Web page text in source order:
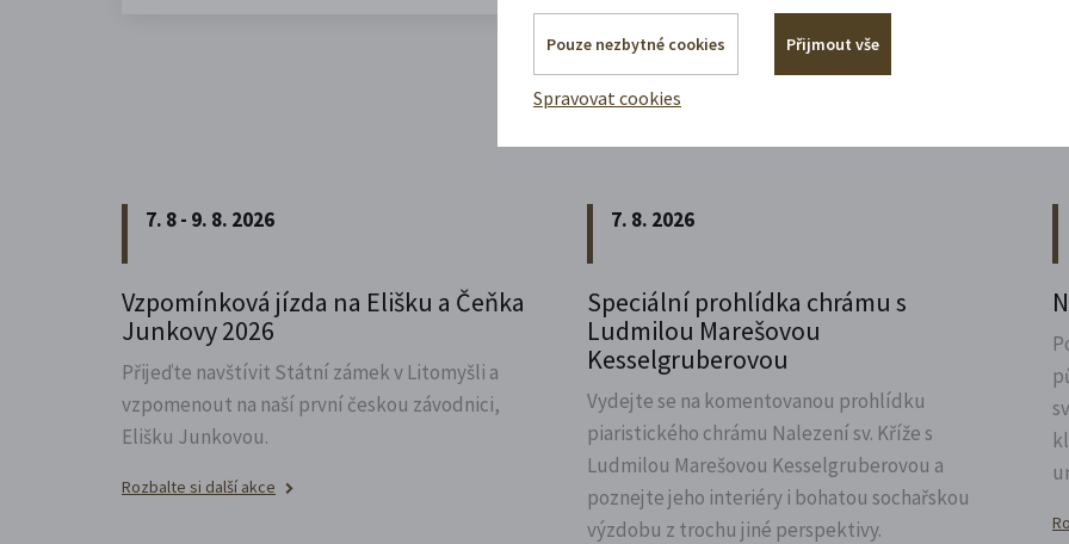
Akce, co jsou za rohem
7. 8 - 9. 8. 2026
Vzpomínková jízda na Elišku a Čeňka
Junkovy 2026
Přijeďte navštívit Státní zámek v Litomyšli a
vzpomenout na naší první českou závodnici,
Elišku Junkovou.
Rozbalte si další akce
7. 8. 2026
Speciální prohlídka chrámu s
Ludmilou Marešovou
Kesselgruberovou
Vydejte se na komentovanou prohlídku
piaristického chrámu Nalezení sv. Kříže s
Ludmilou Marešovou Kesselgruberovou a
poznejte jeho interiéry i bohatou sochařskou
výzdobu z trochu jiné perspektivy.
Pouze nezbytné cookies Přijmout vše
Spravovat cookies